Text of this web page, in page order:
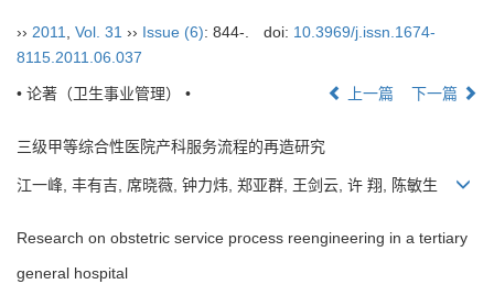
›› 2011 Vol. 31 ›› Issue (6): 844-. doi: 10.3969/j.issn.1674-
8115.2011.06.037
• 论著（卫生事业管理） • 上一篇 下一篇
三级甲等综合性医院产科服务流程的再造研究
江一峰, 丰有吉, 席晓薇, 钟力炜, 郑亚群, 王剑云, 许 翔, 陈敏生
Research on obstetric service process reengineering in a tertiary
general hospital